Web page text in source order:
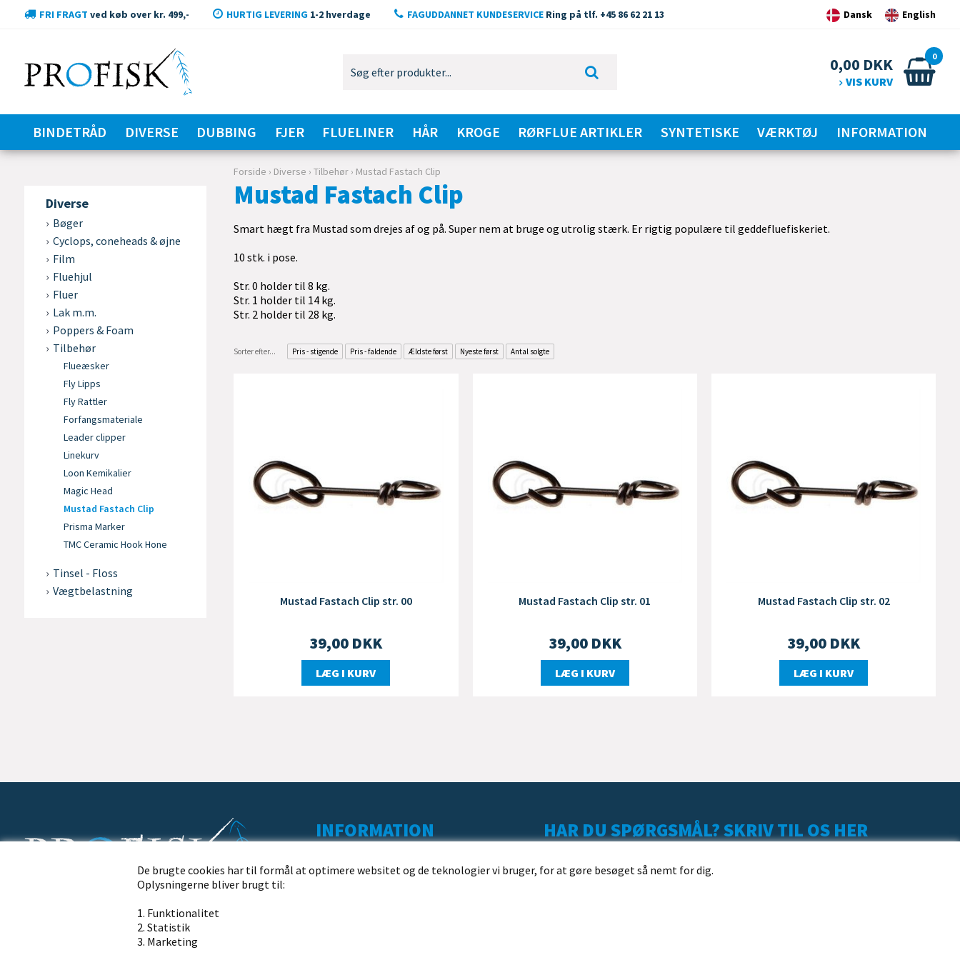
De brugte cookies har til formål at optimere websitet og de teknologier vi bruger, for at gøre besøget så nemt for dig.
Oplysningerne bliver brugt til:
1. Funktionalitet
2. Statistik
3. Marketing
FRI FRAGT ved køb over kr. 499,- HURTIG LEVERING1-2 hverdage FAGUDDANNET KUNDESERVICERing på tlf. +45 86 62 21 13 Dansk English
0
0,00 DKK
VIS KURV
BINDETRÅD DIVERSE DUBBING FJER FLUELINER HÅR KROGE RØRFLUE ARTIKLER SYNTETISKE VÆRKTØJ INFORMATION
Diverse
Bøger
Cyclops, coneheads & øjne
Film
Fluehjul
Fluer
Lak m.m.
Poppers & Foam
Tilbehør
Flueæsker
Fly Lipps
Fly Rattler
Forfangsmateriale
Leader clipper
Linekurv
Loon Kemikalier
Magic Head
Mustad Fastach Clip
Prisma Marker
TMC Ceramic Hook Hone
Tinsel - Floss
Vægtbelastning
Forside › Diverse ›Tilbehør › Mustad Fastach Clip
Mustad Fastach Clip
Smart hægt fra Mustad som drejes af og på. Super nem at bruge og utrolig stærk. Er rigtig populære til geddefluefiskeriet.
10 stk. i pose.
Str. 0 holder til 8 kg.
Str. 1 holder til 14 kg.
Str. 2 holder til 28 kg.
Sorter efter... Pris - stigende Pris - faldende Ældste først Nyeste først Antal solgte
Mustad Fastach Clip str. 00
39,00 DKK
LÆG I KURV
Mustad Fastach Clip str. 01
39,00 DKK
LÆG I KURV
Mustad Fastach Clip str. 02
39,00 DKK
LÆG I KURV
Profisk.dk · Nørremøllevej 109 · 8800 Viborg
Ring til os på telefon
+45 86 62 21 13
INFORMATION
KUNDESERVICE
HAR DU SPØRGSMÅL? SKRIV TIL OS HER